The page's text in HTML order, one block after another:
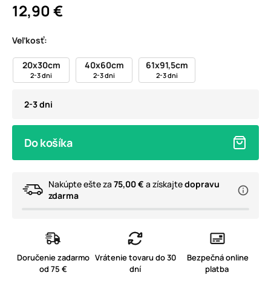
12,90 €
Veľkosť:
20x30cm
2-3 dni
40x60cm
2-3 dni
61x91,5cm
2-3 dni
2-3 dni
Do košíka
Nakúpte ešte za 75,00 € a získajtedopravu
zdarma
Doručenie zadarmo
od 75 €
Vrátenie tovaru do 30
dní
Bezpečná online
platba